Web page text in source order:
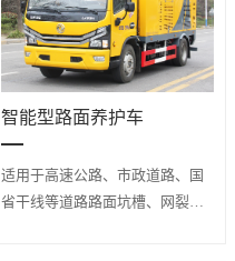
智能型路面养护车
适用于高速公路、市政道路、国
省干线等道路路面坑槽、网裂、